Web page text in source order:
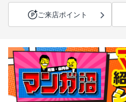
ご来店ポイント